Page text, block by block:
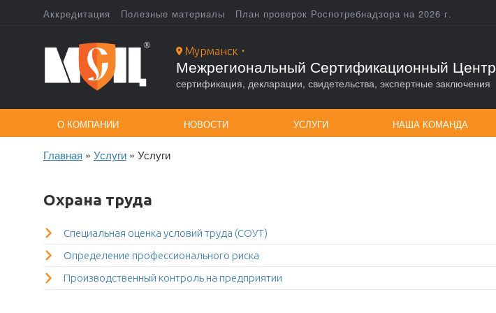
содержаниюmenu
Аккредитация Полезные материалы План проверок Роспотребнадзора на 2026 г.
Мурманск ▼
Межрегиональный Сертификационный Центр
сертификация, декларации, свидетельства, экспертные заключения
О КОМПАНИИ НОВОСТИ УСЛУГИ НАША КОМАНДА
навигации
Главная Услуги Услуги
Охрана труда
Специальная оценка условий труда (СОУТ)
Определение профессионального риска
Производственный контроль на предприятии